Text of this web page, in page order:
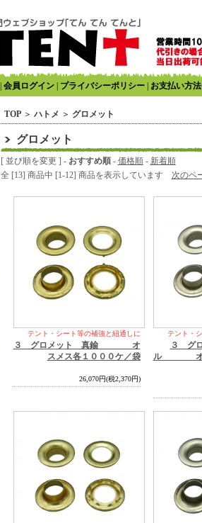
会員ログイン| プライバシーポリシー| お支払い方
TOP＞ ハトメ ＞ グロメット
グロメット
[ 並び順を変更 ] - おすすめ順- 価格順- 新着順
全 [13] 商品中 [1-12] 商品を表示しています
次のペ
テント・シート等の補強と紐通しに
３ グロメット 真鍮 オ
スメス各１０００ケ／袋
26,070円(税2,370円)
テント・
３ グ
ル オス